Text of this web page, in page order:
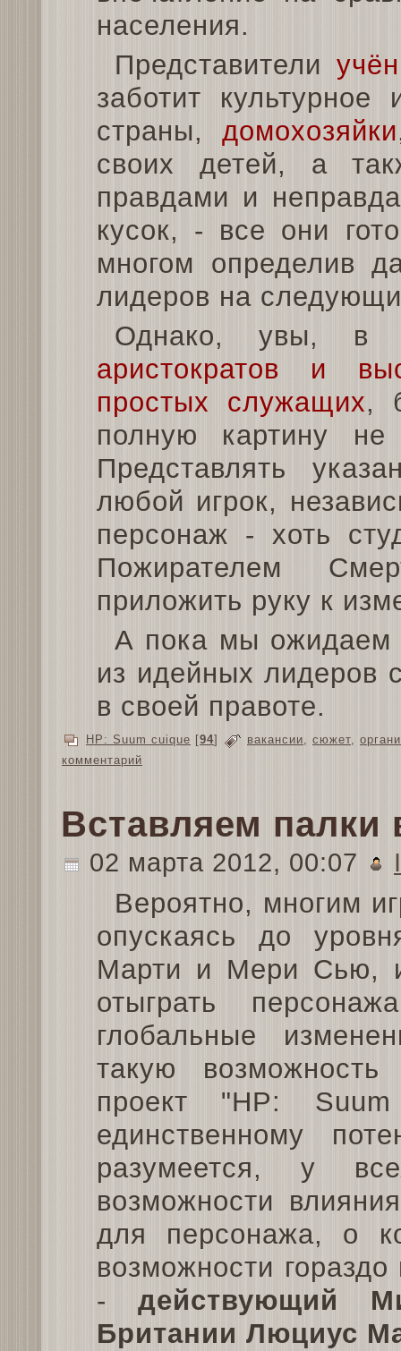
населения.
Представители
заботит культурное
страны,домохозяйки
своих детей, а
правдами и
кусок, - все они
многом определив
лидеров на
Однако, увы, в
аристократов и
простых служащих,
полную картину не
Представлять
любой игрок,
персонаж - хоть
Пожирателем
приложить руку к
А пока мы ожидаем
из идейных лидеров
в своей правоте.
HP: Suum cuique [94] вакансии, сюжет,
комментарий
Вставляем палки
02 марта 2012, 00:07
Вероятно, многим
опускаясь до
Марти и Мери Сью,
отыграть
глобальные
такую возможность
проект "HP:
единственному
разумеется, у
возможности
для персонажа, о
возможности
-действующий
Британии Люциус